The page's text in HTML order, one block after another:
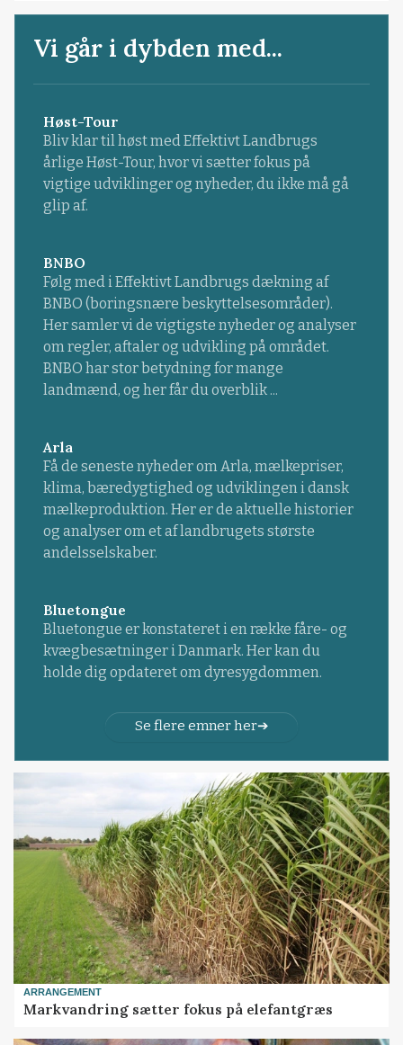
Vi går i dybden med...
Høst-Tour
Bliv klar til høst med Effektivt Landbrugs
årlige Høst-Tour, hvor vi sætter fokus på
vigtige udviklinger og nyheder, du ikke må gå
glip af.
BNBO
Følg med i Effektivt Landbrugs dækning af
BNBO (boringsnære beskyttelsesområder).
Her samler vi de vigtigste nyheder og analyser
om regler, aftaler og udvikling på området.
BNBO har stor betydning for mange
landmænd, og her får du overblik ...
Arla
Få de seneste nyheder om Arla, mælkepriser,
klima, bæredygtighed og udviklingen i dansk
mælkeproduktion. Her er de aktuelle historier
og analyser om et af landbrugets største
andelsselskaber.
Bluetongue
Bluetongue er konstateret i en række fåre- og
kvægbesætninger i Danmark. Her kan du
holde dig opdateret om dyresygdommen.
Se flere emner her
ARRANGEMENT
Markvandring sætter fokus på elefantgræs